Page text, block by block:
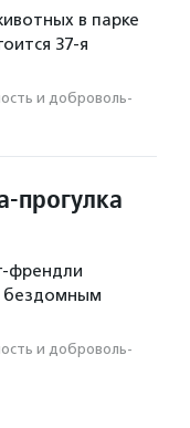
в парке
37-я
и доброволь­
прогулка
френдли
бездомным
и доброволь­